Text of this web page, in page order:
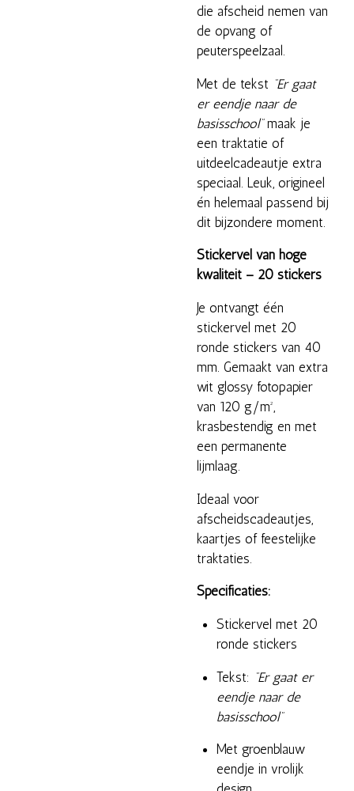
die afscheid nemen van
de opvang of
peuterspeelzaal.
Met de tekst “Er gaat
er eendje naar de
basisschool”maak je
een traktatie of
uitdeelcadeautje extra
speciaal. Leuk, origineel
én helemaal passend bij
dit bijzondere moment.
Stickervel van hoge
kwaliteit – 20 stickers
Je ontvangt één
stickervel met 20
ronde stickers van 40
mm. Gemaakt van extra
wit glossy fotopapier
van 120 g/m²,
krasbestendig en met
een permanente
lijmlaag.
Ideaal voor
afscheidscadeautjes,
kaartjes of feestelijke
traktaties.
Specificaties:
Stickervel met 20
ronde stickers
Tekst: “Er gaat er
eendje naar de
basisschool”
Met groenblauw
eendje in vrolijk